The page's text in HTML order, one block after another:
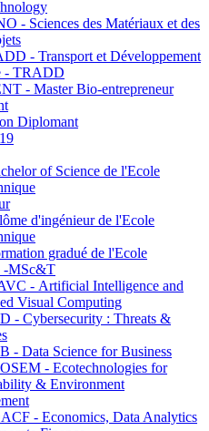
- Sciences des Matériaux et des
- Transport et Développement
- TRADD
- Master Bio-entrepreneur
Diplomant
of Science de l'Ecole
d'ingénieur de l'Ecole
gradué de l'Ecole
-MSc&T
- Artificial Intelligence and
Visual Computing
- Cybersecurity : Threats &
- Data Science for Business
- Ecotechnologies for
& Environment
- Economics, Data Analytics